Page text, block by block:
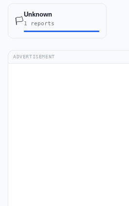
🏳️
Unknown
1 reports
ADVERTISEMENT